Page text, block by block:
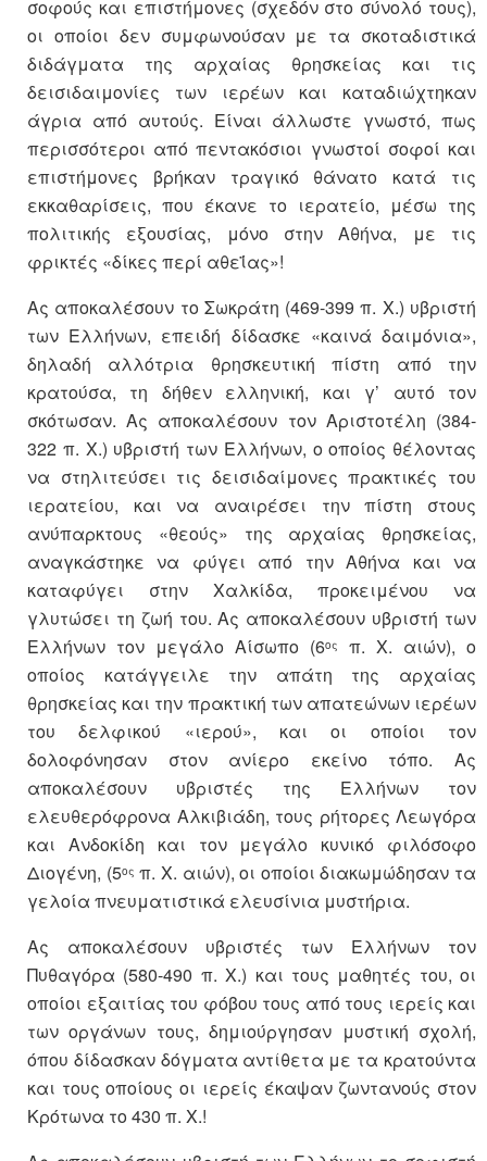
σοφούς και επιστήμονες (σχεδόν στο σύνολό τους),
οι οποίοι δεν συμφωνούσαν με τα σκοταδιστικά
διδάγματα της αρχαίας θρησκείας και τις
δεισιδαιμονίες των ιερέων και καταδιώχτηκαν
άγρια από αυτούς. Είναι άλλωστε γνωστό, πως
περισσότεροι από πεντακόσιοι γνωστοί σοφοί και
επιστήμονες βρήκαν τραγικό θάνατο κατά τις
εκκαθαρίσεις, που έκανε το ιερατείο, μέσω της
πολιτικής εξουσίας, μόνο στην Αθήνα, με τις
φρικτές «δίκες περί αθεΐας»!
Ας αποκαλέσουν το Σωκράτη (469-399 π. Χ.) υβριστή
των Ελλήνων, επειδή δίδασκε «καινά δαιμόνια»,
δηλαδή αλλότρια θρησκευτική πίστη από την
κρατούσα, τη δήθεν ελληνική, και γ’ αυτό τον
σκότωσαν. Ας αποκαλέσουν τον Αριστοτέλη (384-
322 π. Χ.) υβριστή των Ελλήνων, ο οποίος θέλοντας
να στηλιτεύσει τις δεισιδαίμονες πρακτικές του
ιερατείου, και να αναιρέσει την πίστη στους
ανύπαρκτους «θεούς» της αρχαίας θρησκείας,
αναγκάστηκε να φύγει από την Αθήνα και να
καταφύγει στην Χαλκίδα, προκειμένου να
γλυτώσει τη ζωή του. Ας αποκαλέσουν υβριστή των
Ελλήνων τον μεγάλο Αίσωπο (6ος
π. Χ. αιών), ο
οποίος κατάγγειλε την απάτη της αρχαίας
θρησκείας και την πρακτική των απατεώνων ιερέων
του δελφικού «ιερού», και οι οποίοι τον
δολοφόνησαν στον ανίερο εκείνο τόπο. Ας
αποκαλέσουν υβριστές της Ελλήνων τον
ελευθερόφρονα Αλκιβιάδη, τους ρήτορες Λεωγόρα
και Ανδοκίδη και τον μεγάλο κυνικό φιλόσοφο
Διογένη, (5ος π. Χ. αιών), οι οποίοι διακωμώδησαν τα
γελοία πνευματιστικά ελευσίνια μυστήρια.
Ας αποκαλέσουν υβριστές των Ελλήνων τον
Πυθαγόρα (580-490 π. Χ.) και τους μαθητές του, οι
οποίοι εξαιτίας του φόβου τους από τους ιερείς και
των οργάνων τους, δημιούργησαν μυστική σχολή,
όπου δίδασκαν δόγματα αντίθετα με τα κρατούντα
και τους οποίους οι ιερείς έκαψαν ζωντανούς στον
Κρότωνα το 430 π. Χ.!